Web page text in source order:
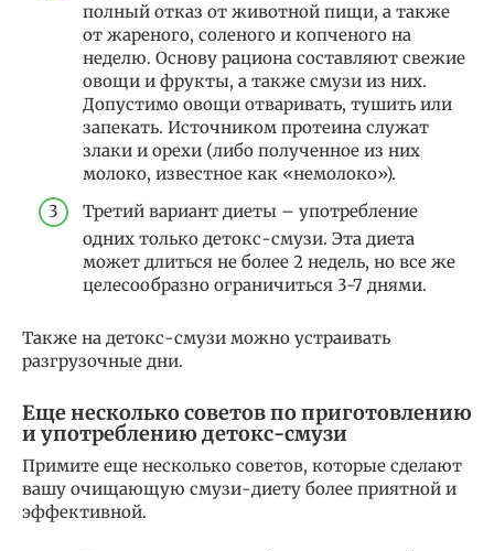
полный отказ от животной пищи, а также
от жареного, соленого и копченого на
неделю. Основу рациона составляют свежие
овощи и фрукты, а также смузи из них.
Допустимо овощи отваривать, тушить или
запекать. Источником протеина служат
злаки и орехи (либо полученное из них
молоко, известное как «немолоко»).
Третий вариант диеты – употребление
одних только детокс-смузи. Эта диета
может длиться не более 2 недель, но все же
целесообразно ограничиться 3-7 днями.
Также на детокс-смузи можно устраивать
разгрузочные дни.
Еще несколько советов по приготовлению
и употреблению детокс-смузи
Примите еще несколько советов, которые сделают
вашу очищающую смузи-диету более приятной и
эффективной.